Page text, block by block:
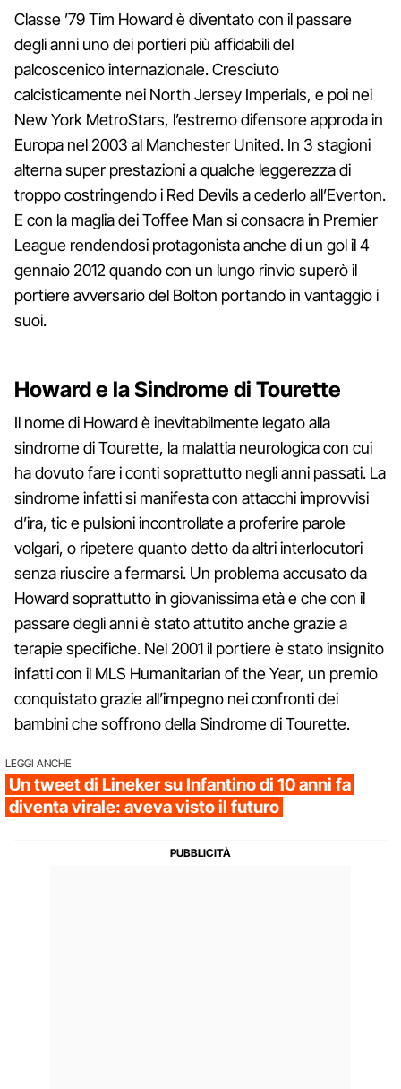
Classe ’79 Tim Howard è diventato con il passare
degli anni uno dei portieri più affidabili del
palcoscenico internazionale. Cresciuto
calcisticamente nei North Jersey Imperials, e poi nei
New York MetroStars, l’estremo difensore approda in
Europa nel 2003 al Manchester United. In 3 stagioni
alterna super prestazioni a qualche leggerezza di
troppo costringendo i Red Devils a cederlo all’Everton.
E con la maglia dei Toffee Man si consacra in Premier
League rendendosi protagonista anche di un gol il 4
gennaio 2012 quando con un lungo rinvio superò il
portiere avversario del Bolton portando in vantaggio i
suoi.
Howard e la Sindrome di Tourette
Il nome di Howard è inevitabilmente legato alla
sindrome di Tourette, la malattia neurologica con cui
ha dovuto fare i conti soprattutto negli anni passati. La
sindrome infatti si manifesta con attacchi improvvisi
d’ira, tic e pulsioni incontrollate a proferire parole
volgari, o ripetere quanto detto da altri interlocutori
senza riuscire a fermarsi. Un problema accusato da
Howard soprattutto in giovanissima età e che con il
passare degli anni è stato attutito anche grazie a
terapie specifiche. Nel 2001 il portiere è stato insignito
infatti con il MLS Humanitarian of the Year, un premio
conquistato grazie all’impegno nei confronti dei
bambini che soffrono della Sindrome di Tourette.
LEGGI ANCHE
Un tweet di Lineker su Infantino di 10 anni fa
diventa virale: aveva visto il futuro